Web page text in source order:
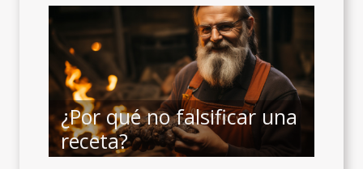
¿Por qué no falsificar una
receta?